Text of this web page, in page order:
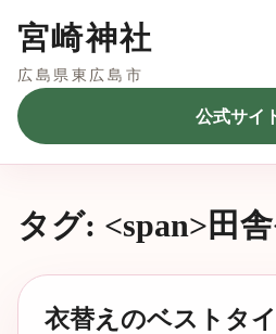
宮崎神社
広島県東広島市
公式サイ
タグ: <span>田
衣替えのベストタ